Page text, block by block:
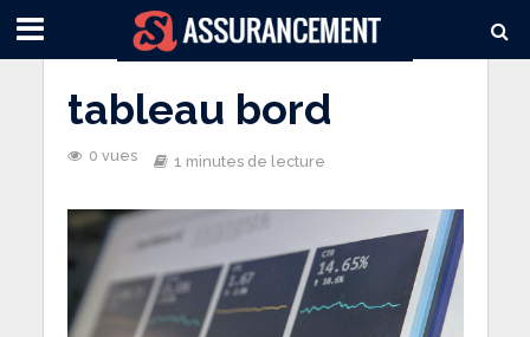
tableau bord
0 vues 1 minutes de lecture